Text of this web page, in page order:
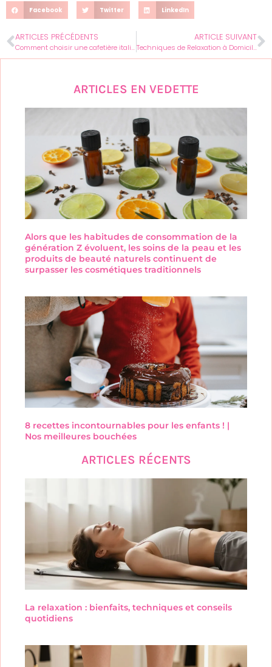
Facebook Twitter LinkedIn
ARTICLES PRÉCÉDENTS
Comment choisir une cafetière italienne adaptée à vos besoins ?
ARTICLE SUIVANT
Techniques de Relaxation à Domicile : Le Guide Ultime pour les Femmes
ARTICLES EN VEDETTE
Alors que les habitudes de consommation de la
génération Z évoluent, les soins de la peau et les
produits de beauté naturels continuent de
surpasser les cosmétiques traditionnels
8 recettes incontournables pour les enfants ! |
Nos meilleures bouchées
ARTICLES RÉCENTS
La relaxation : bienfaits, techniques et conseils
quotidiens